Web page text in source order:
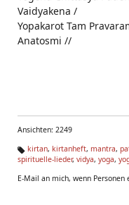
Vaidyakena /
Yopakarot Tam
Anatosmi //
Ansichten: 2249
Ta
s:
kirtan, kirtanheft, mantra,
spirituelle-lieder, vidya, yoga,
E-Mail an mich, wenn